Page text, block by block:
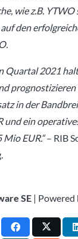
wie z.B.
den
Quartal 2021
in der
und ein
EUR.“– RIB
SE | Powered